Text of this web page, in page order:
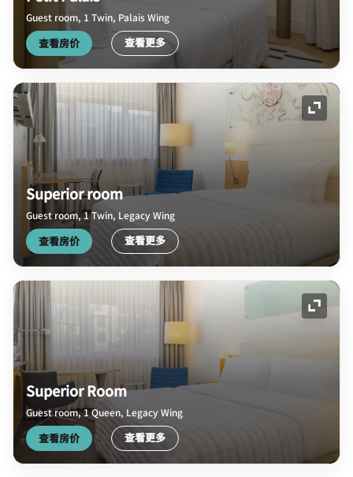
Guest room, 1 Twin, Palais Wing
查看房价 查看更多
展开
Superior room
Guest room, 1 Twin, Legacy Wing
查看房价 查看更多
展开
Superior Room
Guest room, 1 Queen, Legacy Wing
查看房价 查看更多